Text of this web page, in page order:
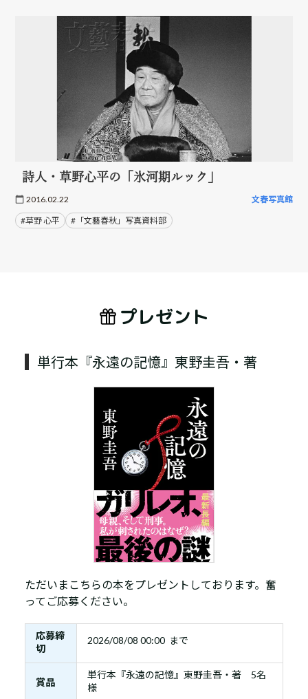
詩人・草野心平の「氷河期ルック」
2016.02.22 文春写真館
#草野 心平 #「文藝春秋」写真資料部
プレゼント
単行本『永遠の記憶』東野圭吾・著
ただいまこちらの本をプレゼントしております。奮
ってご応募ください。
応募締
切
2026/08/08 00:00 まで
賞品
単行本『永遠の記憶』東野圭吾・著 5名
様